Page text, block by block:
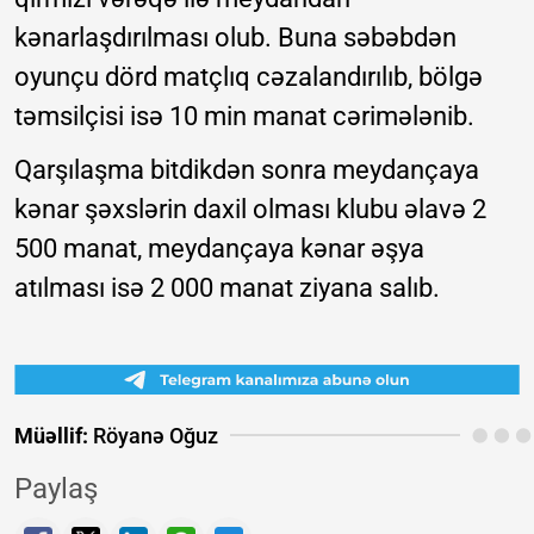
kənarlaşdırılması olub. Buna səbəbdən
oyunçu dörd matçlıq cəzalandırılıb, bölgə
təmsilçisi isə 10 min manat cərimələnib.
Qarşılaşma bitdikdən sonra meydançaya
kənar şəxslərin daxil olması klubu əlavə 2
500 manat, meydançaya kənar əşya
atılması isə 2 000 manat ziyana salıb.
Müəllif: Röyanə Oğuz
Paylaş